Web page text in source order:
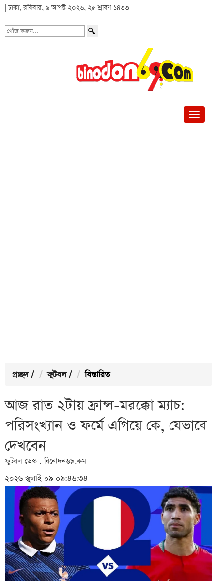
| ঢাকা, রবিবার, ৯ আগস্ট ২০২৬, ২৫ শ্রাবণ ১৪৩৩
খোঁজ
প্রচ্ছদ / ফুটবল / বিস্তারিত
আজ রাত ২টায় ফ্রান্স-মরক্কো ম্যাচ:
পরিসংখ্যান ও ফর্মে এগিয়ে কে, যেভাবে
দেখবেন
ফুটবল ডেস্ক . বিনোদন৬৯.কম
২০২৬ জুলাই ০৯ ০৯:৪৬:৩৪